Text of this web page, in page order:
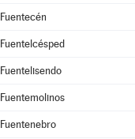
Fuentecén
Fuentelcésped
Fuentelisendo
Fuentemolinos
Fuentenebro